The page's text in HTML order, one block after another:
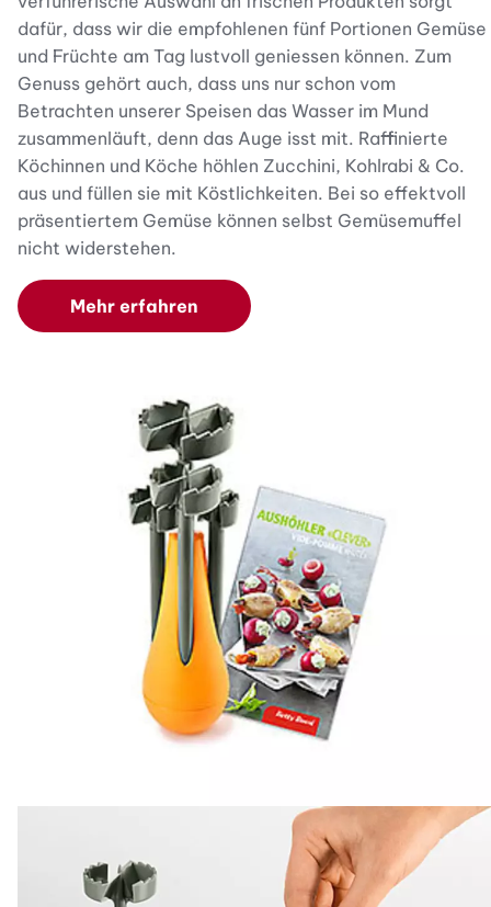
dafür, dass wir die empfohlenen fünf Portionen Gemüse
und Früchte am Tag lustvoll geniessen können. Zum
Genuss gehört auch, dass uns nur schon vom
Betrachten unserer Speisen das Wasser im Mund
zusammenläuft, denn das Auge isst mit. Raffinierte
Köchinnen und Köche höhlen Zucchini, Kohlrabi & Co.
aus und füllen sie mit Köstlichkeiten. Bei so effektvoll
präsentiertem Gemüse können selbst Gemüsemuffel
nicht widerstehen.
Mehr erfahren